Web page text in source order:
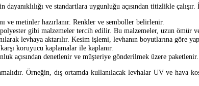
ve standartlara uygunluğu açısından titizlikle
ve metinler hazırlanır. Renkler ve semboller belirlenir.
gibi malzemeler tercih edilir. Bu malzemeler, uzun ömür
levhaya aktarılır. Kesim işlemi, levhanın boyutlarına göre
koruyucu kaplamalar ile kaplanır.
açısından denetlenir ve müşteriye gönderilmek üzere paketlenir.
Örneğin, dış ortamda kullanılacak levhalar UV ve